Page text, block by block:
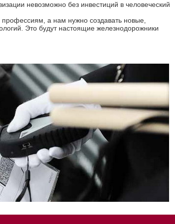
невозможно без инвестиций в человеческий
а нам нужно создавать новые,
Это будут настоящие железнодорожники